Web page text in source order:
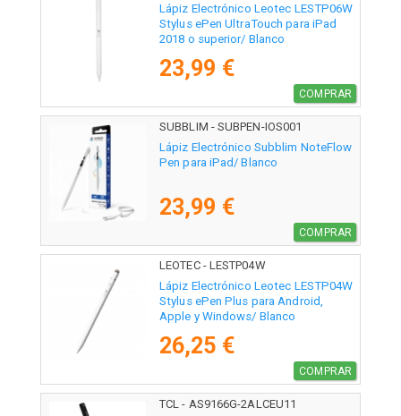
Lápiz Electrónico Leotec LESTP06W
Stylus ePen UltraTouch para iPad
2018 o superior/ Blanco
23,99 €
COMPRAR
SUBBLIM - SUBPEN-IOS001
Lápiz Electrónico Subblim NoteFlow
Pen para iPad/ Blanco
23,99 €
COMPRAR
LEOTEC - LESTP04W
Lápiz Electrónico Leotec LESTP04W
Stylus ePen Plus para Android,
Apple y Windows/ Blanco
26,25 €
COMPRAR
TCL - AS9166G-2ALCEU11